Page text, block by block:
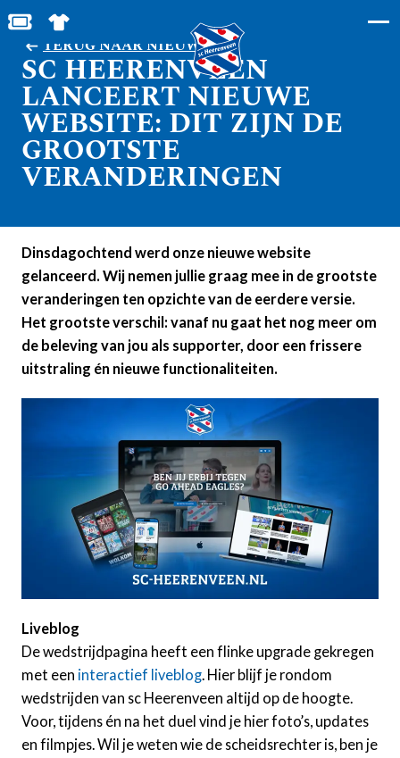
BESTEL JOUW TICKETS
SHOP IN DE FEANSTORE
TERUG NAAR NIEUWS
SC HEERENVEEN
LANCEERT NIEUWE
WEBSITE: DIT ZIJN DE
GROOTSTE
VERANDERINGEN
Dinsdagochtend werd onze nieuwe website
gelanceerd. Wij nemen jullie graag mee in de grootste
veranderingen ten opzichte van de eerdere versie.
Het grootste verschil: vanaf nu gaat het nog meer om
de beleving van jou als supporter, door een frissere
uitstraling én nieuwe functionaliteiten.
Liveblog
De wedstrijdpagina heeft een flinke upgrade gekregen
met een interactief liveblog. Hier blijf je rondom
wedstrijden van sc Heerenveen altijd op de hoogte.
Voor, tijdens én na het duel vind je hier foto’s, updates
en filmpjes. Wil je weten wie de scheidsrechter is, ben je